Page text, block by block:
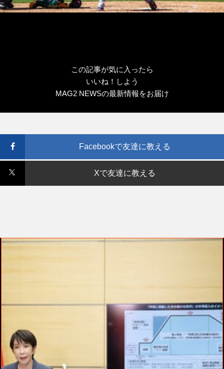
この記事が気に入ったら
いいね！しよう
MAG2 NEWSの最新情報をお届け
Facebookで友達に教える
Xで友達に教える